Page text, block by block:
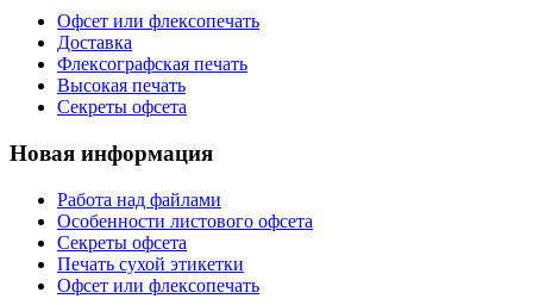
Офсет или флексопечать
Доставка
Флексографская печать
Высокая печать
Секреты офсета
Новая информация
Работа над файлами
Особенности листового офсета
Секреты офсета
Печать сухой этикетки
Офсет или флексопечать